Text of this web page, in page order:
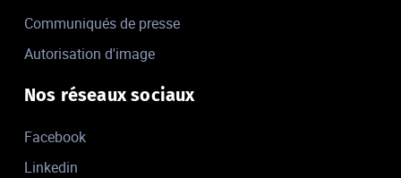
Communiqués de presse
Autorisation d'image
Nos réseaux sociaux
Facebook
Linkedin